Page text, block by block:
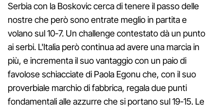
Serbia con la Boskovic cerca di tenere il passo delle
nostre che però sono entrate meglio in partita e
volano sul 10-7. Un challenge contestato dà un punto
ai serbi. L'Italia però continua ad avere una marcia in
più, e incrementa il suo vantaggio con un paio di
favolose schiacciate di Paola Egonu che, con il suo
proverbiale marchio di fabbrica, regala due punti
fondamentali alle azzurre che si portano sul 19-15. Le